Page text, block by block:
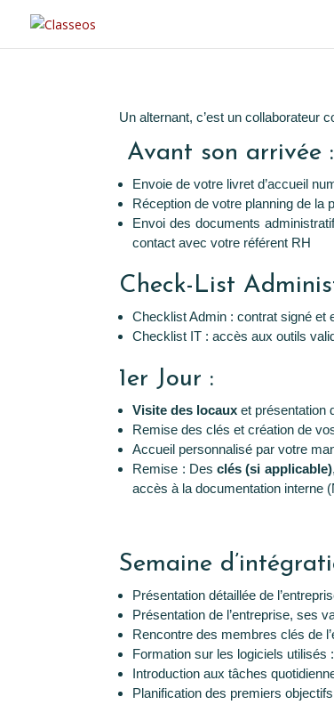
Un alternant, c’est un
Avant son arrivée :
Envoie de votre livret d’accueil
Réception de votre planning de la
Envoi des documents
contact avec votre référent RH
Check-List
Checklist Admin : contrat signé et
Checklist IT : accès aux outils
1er Jour :
Visite des locaux et présentation
Remise des clés et création de
Accueil personnalisé par votre
Remise : Desclés (si applicable)
accès à la documentation interne
Semaine
Présentation détaillée de
Présentation de l’entreprise, ses
Rencontre des membres clés de
Formation sur les logiciels
Introduction aux tâches
Planification des premiers